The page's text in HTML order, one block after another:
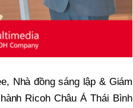
Nhà đồng sáng lập & Giám
Ricoh Châu Á Thái Bình